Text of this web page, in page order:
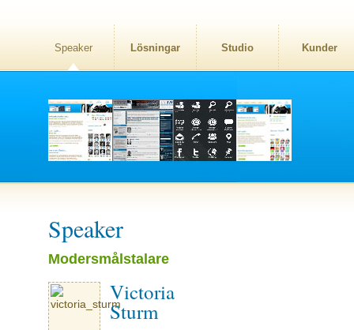
Speaker Lösningar Studio Kunder
Speaker
Modersmålstalare
Victoria
Sturm